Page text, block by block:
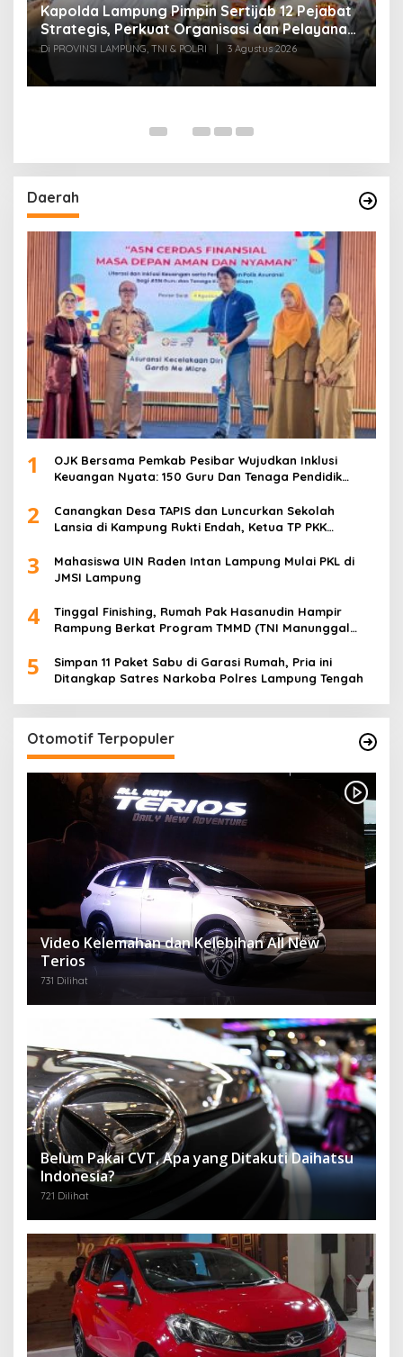
Kapolda Lampung Pimpin Sertijab 12 Pejabat
Strategis, Perkuat Organisasi dan Pelayanan
Polri Presisi
Di PROVINSI LAMPUNG, TNI & POLRI | 3 Agustus 2026
Daerah
1
OJK Bersama Pemkab Pesibar Wujudkan Inklusi
Keuangan Nyata: 150 Guru Dan Tenaga Pendidik
2
Canangkan Desa TAPIS dan Luncurkan Sekolah
Lansia di Kampung Rukti Endah, Ketua TP PKK
Desa
3
Mahasiswa UIN Raden Intan Lampung Mulai PKL di
JMSI Lampung
4
Tinggal Finishing, Rumah Pak Hasanudin Hampir
Rampung Berkat Program TMMD (TNI Manunggal
5
Simpan 11 Paket Sabu di Garasi Rumah, Pria ini
Ditangkap Satres Narkoba Polres Lampung Tengah
Otomotif Terpopuler
Video Kelemahan dan Kelebihan All New
Terios
731 Dilihat
Belum Pakai CVT, Apa yang Ditakuti Daihatsu
Indonesia?
721 Dilihat